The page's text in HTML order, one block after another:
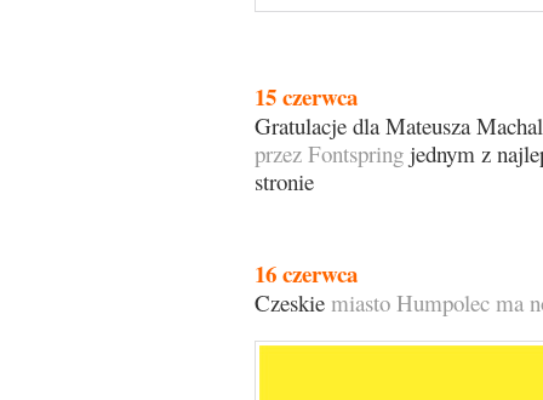
15 czerwca
Gratulacje dla Mateusza
przez Fontspring jednym z
stronie
16 czerwca
Czeskie miasto Humpolec ma